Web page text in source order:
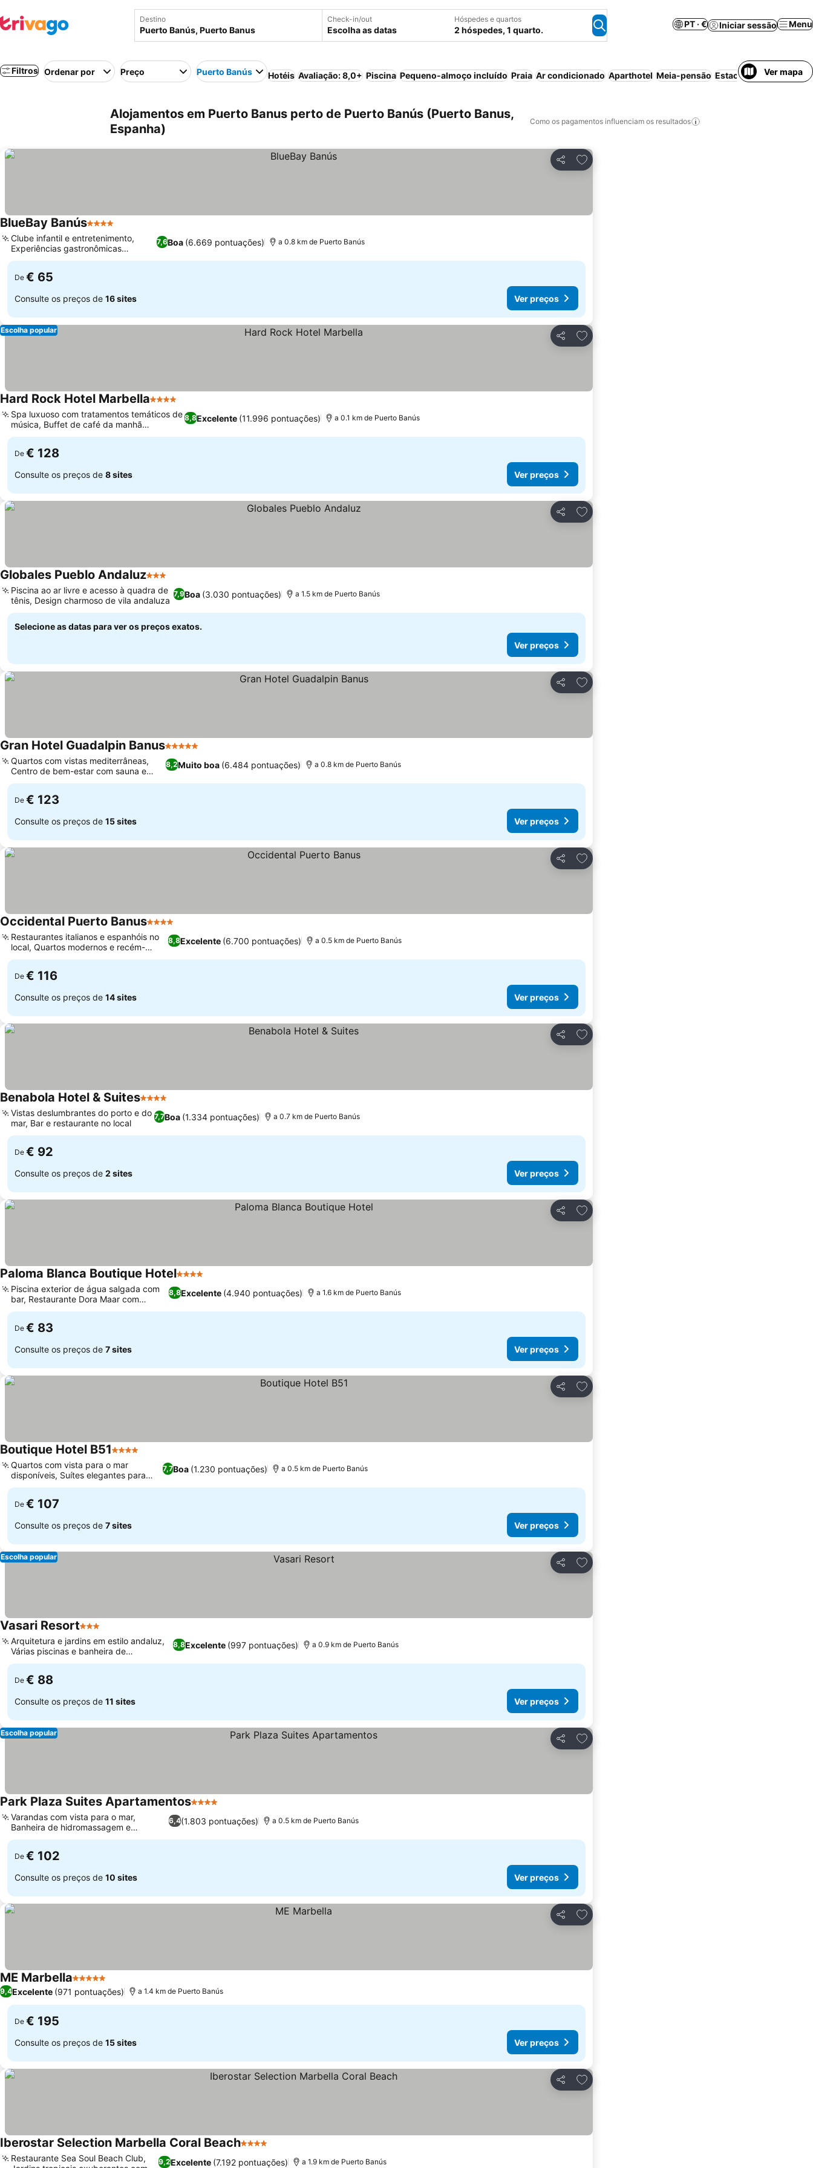
Destino Check-in/out
Escolha as datas
Hóspedes e quartos
2 hóspedes, 1 quarto.
PT · € Iniciar sessão Menu
Filtros Ordenar por Preço Puerto Banús Hotéis Avaliação: 8,0+ Piscina Pequeno-almoço incluído Praia Ar condicionado Aparthotel Meia-pensão Estacionamento Wi-fi
Ver mapa
Alojamentos em Puerto Banus perto de Puerto Banús (Puerto Banus,
Espanha)
Como os pagamentos influenciam os resultados
Partilhar
Adicionar aos favoritos
BlueBay Banús4 Estrelas
7,6Boa (6.669 pontuações)
Clube infantil e entretenimento,
Experiências gastronômicas
diversas
a 0.8 km de Puerto Banús
De € 65
Consulte os preços de 16 sites Ver preços
Partilhar
Adicionar aos favoritos
Escolha popular
Hard Rock Hotel Marbella4 Estrelas
8,8Excelente (11.996 pontuações)
Spa luxuoso com tratamentos temáticos de
música, Buffet de café da manhã
internacional variado
a 0.1 km de Puerto Banús
De € 128
Consulte os preços de 8 sites Ver preços
Partilhar
Adicionar aos favoritos
Globales Pueblo Andaluz3 Estrelas
7,9Boa (3.030 pontuações)
Piscina ao ar livre e acesso à quadra de
tênis, Design charmoso de vila andaluza
a 1.5 km de Puerto Banús
Selecione as datas para ver os preços exatos.
Ver preços
Partilhar
Adicionar aos favoritos
Gran Hotel Guadalpin Banus5 Estrelas
8,2Muito boa (6.484 pontuações)
Quartos com vistas mediterrâneas,
Centro de bem-estar com sauna e
banho turco
a 0.8 km de Puerto Banús
De € 123
Consulte os preços de 15 sites Ver preços
Partilhar
Adicionar aos favoritos
Occidental Puerto Banus4 Estrelas
8,8Excelente (6.700 pontuações)
Restaurantes italianos e espanhóis no
local, Quartos modernos e recém-
reformados
a 0.5 km de Puerto Banús
De € 116
Consulte os preços de 14 sites Ver preços
Partilhar
Adicionar aos favoritos
Benabola Hotel & Suites4 Estrelas
7,7Boa (1.334 pontuações)
Vistas deslumbrantes do porto e do
mar, Bar e restaurante no local
a 0.7 km de Puerto Banús
De € 92
Consulte os preços de 2 sites Ver preços
Partilhar
Adicionar aos favoritos
Paloma Blanca Boutique Hotel4 Estrelas
8,8Excelente (4.940 pontuações)
Piscina exterior de água salgada com
bar, Restaurante Dora Maar com
cozinha local
a 1.6 km de Puerto Banús
De € 83
Consulte os preços de 7 sites Ver preços
Partilhar
Adicionar aos favoritos
Boutique Hotel B514 Estrelas
7,7Boa (1.230 pontuações)
Quartos com vista para o mar
disponíveis, Suítes elegantes para
adultos
a 0.5 km de Puerto Banús
De € 107
Consulte os preços de 7 sites Ver preços
Partilhar
Adicionar aos favoritos
Escolha popular
Vasari Resort3 Estrelas
8,8Excelente (997 pontuações)
Arquitetura e jardins em estilo andaluz,
Várias piscinas e banheira de
hidromassagem
a 0.9 km de Puerto Banús
De € 88
Consulte os preços de 11 sites Ver preços
Partilhar
Adicionar aos favoritos
Escolha popular
Park Plaza Suites Apartamentos4 Estrelas
6,4(1.803 pontuações)
Varandas com vista para o mar,
Banheira de hidromassagem e
academia
a 0.5 km de Puerto Banús
De € 102
Consulte os preços de 10 sites Ver preços
Partilhar
Adicionar aos favoritos
ME Marbella5 Estrelas
9,4Excelente (971 pontuações) a 1.4 km de Puerto Banús
De € 195
Consulte os preços de 15 sites Ver preços
Partilhar
Adicionar aos favoritos
Iberostar Selection Marbella Coral Beach4 Estrelas
9,2Excelente (7.192 pontuações)
Restaurante Sea Soul Beach Club,
a 1.9 km de Puerto Banús